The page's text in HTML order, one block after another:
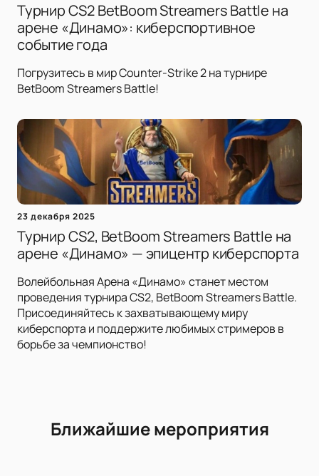
Турнир CS2 BetBoom Streamers Battle на
арене «Динамо»: киберспортивное
событие года
Погрузитесь в мир Counter-Strike 2 на турнире
BetBoom Streamers Battle!
23 декабря 2025
Турнир CS2, BetBoom Streamers Battle на
арене «Динамо» — эпицентр киберспорта
Волейбольная Арена «Динамо» станет местом
проведения турнира CS2, BetBoom Streamers Battle.
Присоединяйтесь к захватывающему миру
киберспорта и поддержите любимых стримеров в
борьбе за чемпионство!
Ближайшие мероприятия